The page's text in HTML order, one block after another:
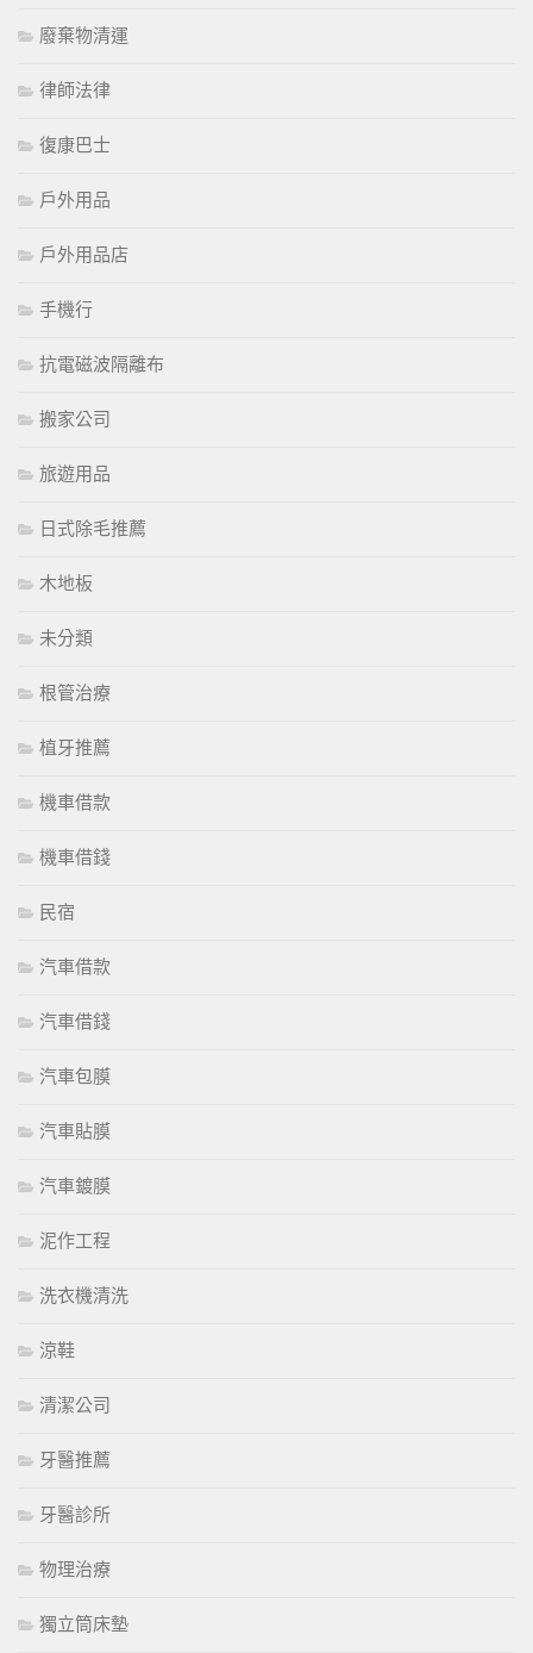
廢棄物清運
律師法律
復康巴士
戶外用品
戶外用品店
手機行
抗電磁波隔離布
搬家公司
旅遊用品
日式除毛推薦
木地板
未分類
根管治療
植牙推薦
機車借款
機車借錢
民宿
汽車借款
汽車借錢
汽車包膜
汽車貼膜
汽車鍍膜
泥作工程
洗衣機清洗
涼鞋
清潔公司
牙醫推薦
牙醫診所
物理治療
獨立筒床墊